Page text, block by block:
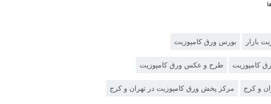
بازار بورس ورق کامپوزیت
کامپوزیت طرح و عکس ورق کامپوزیت
و کرج مرکز پخش ورق کامپوزیت در تهران و کرج